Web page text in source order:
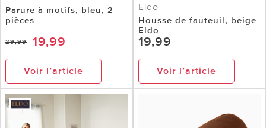
Parure à motifs, bleu, 2
pièces
29,99 19,99
Voir l’article
Eldo
Housse de fauteuil, beige
Eldo
19,99
Voir l’article